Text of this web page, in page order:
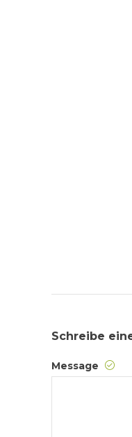
Schreibe
Message